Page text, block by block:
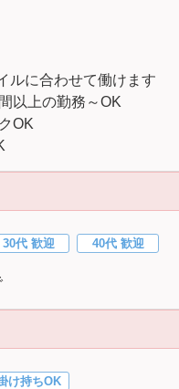
ルに合わせて働けます
以上の勤務～OK
OK
30代 歓迎 40代 歓迎
け持ちOK